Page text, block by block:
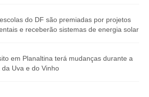
do DF são premiadas por projetos
e receberão sistemas de energia solar
em Planaltina terá mudanças durante a
da Uva e do Vinho